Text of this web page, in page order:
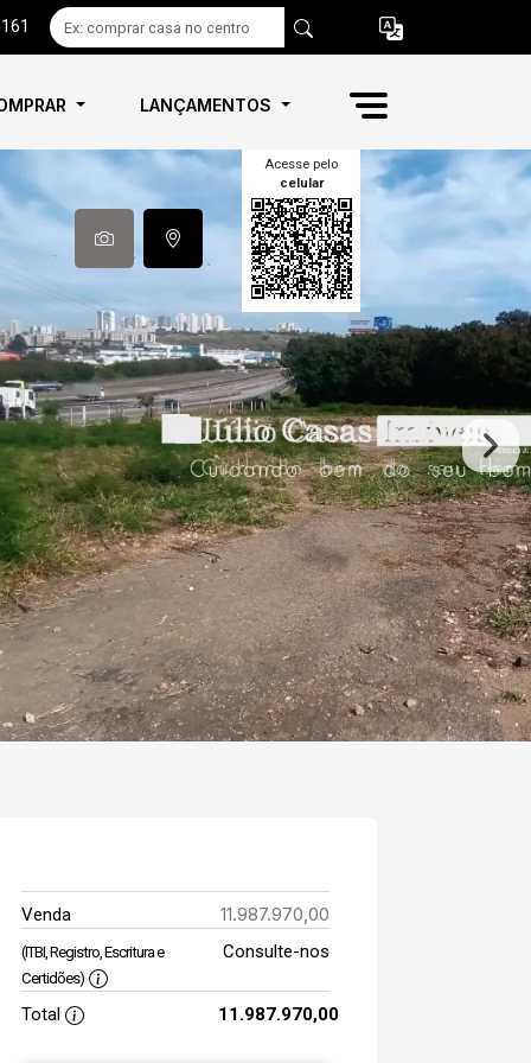
LANÇAMENTOS
Acesse pelo
celular
Venda 11.987.970,00
(ITBI, Registro, Escritura e
Certidões)
Consulte-nos
Total 11.987.970,00